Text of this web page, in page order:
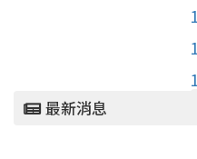
最新消息